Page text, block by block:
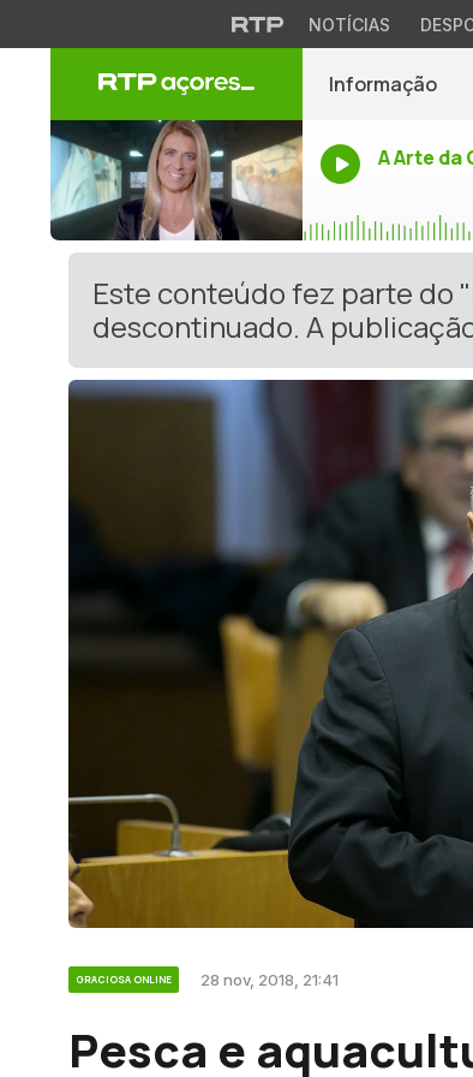
NOTÍCIAS
Informação
A Arte da
Este conteúdo fez parte do
descontinuado. A
GRACIOSA ONLINE 28 nov, 2018, 21:41
Pesca e